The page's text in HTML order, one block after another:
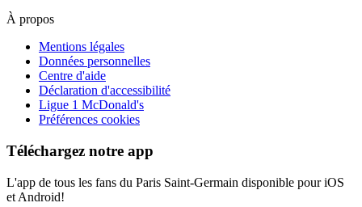
À propos
Mentions légales
Données personnelles
Centre d'aide
Déclaration d'accessibilité
Ligue 1 McDonald's
Préférences cookies
Téléchargez notre app
L'app de tous les fans du Paris Saint-Germain disponible pour iOS
et Android!